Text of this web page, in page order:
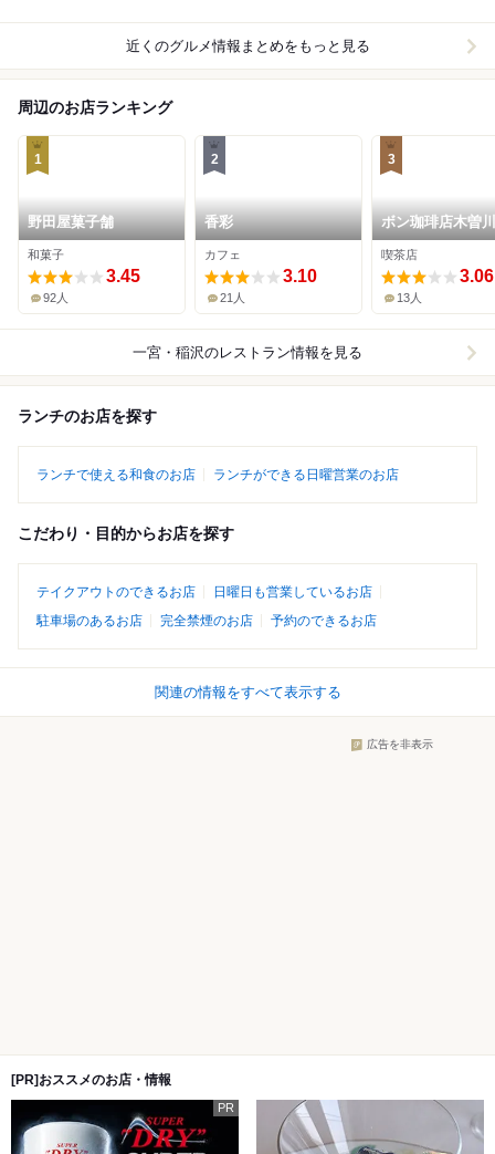
近くのグルメ情報まとめをもっと見る
周辺のお店ランキング
1
野田屋菓子舗
和菓子
3.45
92人
2
香彩
カフェ
3.10
21人
3
ボン珈琲店木曽川
喫茶店
3.06
13人
一宮・稲沢のレストラン情報を見る
ランチのお店を探す
ランチで使える和食のお店 ランチができる日曜営業のお店
こだわり・目的からお店を探す
テイクアウトのできるお店
日曜日も営業しているお店
駐車場のあるお店
完全禁煙のお店 予約のできるお店
関連の情報をすべて表示する
広告を非表示
[PR]おススメのお店・情報
PR